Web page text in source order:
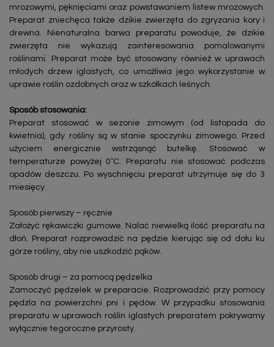
mrozowymi, pęknięciami oraz powstawaniem listew mrozowych.
Preparat zniechęca także dzikie zwierzęta do zgryzania kory i
drewna. Nienaturalna barwa preparatu powoduje, że dzikie
zwierzęta nie wykazują zainteresowania pomalowanymi
roślinami. Preparat może być stosowany również w uprawach
młodych drzew iglastych, co umożliwia jego wykorzystanie w
uprawie roślin ozdobnych oraz w szkółkach leśnych.
Sposób stosowania:
Preparat stosować w sezonie zimowym (od listopada do
kwietnia), gdy rośliny są w stanie spoczynku zimowego. Przed
użyciem energicznie wstrząsnąć butelkę. Stosować w
temperaturze powyżej 0˚C. Preparatu nie stosować podczas
opadów deszczu. Po wyschnięciu preparat utrzymuje się do 3
miesięcy.
Sposób pierwszy – ręcznie
Założyć rękawiczki gumowe. Nalać niewielką ilość preparatu na
dłoń. Preparat rozprowadzić na pędzie kierując się od dołu ku
górze rośliny, aby nie uszkodzić pąków.
Sposób drugi – za pomocą pędzelka
Zamoczyć pędzelek w preparacie. Rozprowadzić przy pomocy
pędzla na powierzchni pni i pędów. W przypadku stosowania
preparatu w uprawach roślin iglastych preparatem pokrywamy
wyłącznie tegoroczne przyrosty.